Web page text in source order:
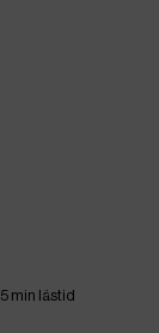
5 min lästid